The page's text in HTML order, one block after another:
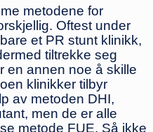
metodene for
Oftest under
et PR stunt klinikk,
tiltrekke seg
en annen noe å skille
klinikker tilbyr
av metoden DHI,
men de er alle
metode FUE. Så ikke